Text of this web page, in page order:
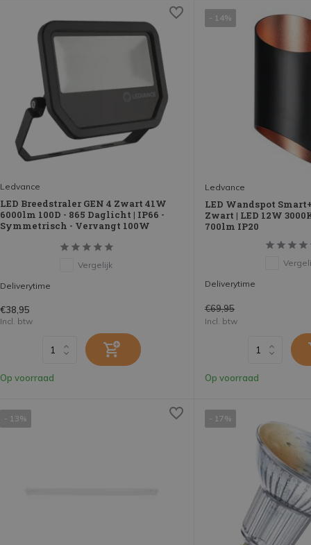
Ledvance
LED Breedstraler GEN 4 Zwart 41W
6000lm 100D - 865 Daglicht | IP66 -
Symmetrisch - Vervangt 100W
Vergelijk
Deliverytime
€38,95
Incl. btw
Op voorraad
- 14%
Ledvance
LED Wandspot
Zwart | LED 12W
700lm IP20
Deliverytime
€69,95
Incl. btw
Op voorraad
- 13% - 17%